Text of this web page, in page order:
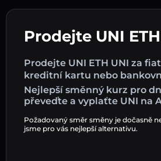
Prodejte UNI
Prodejte UNI ETH UNI za
kreditní kartu nebo
Nejlepší směnný kurz pro
převeďte a vyplaťte UNI na
Požadovaný směr směny je dočasně
jsme pro vás nejlepší alternativu.